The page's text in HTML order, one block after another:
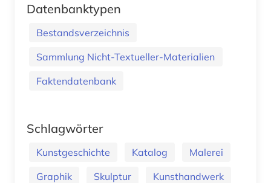
Datenbanktypen
Bestandsverzeichnis
Sammlung Nicht-Textueller-Materialien
Faktendatenbank
Schlagwörter
Kunstgeschichte Katalog
Malerei
Graphik
Skulptur
Kunsthandwerk